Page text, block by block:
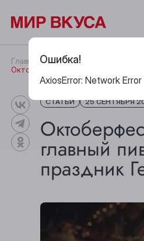
Главная Публикации
Октоберфест: когда главный пивной
СТАТЬИ 25 СЕНТЯБРЯ
главный
праздник
Ошибка!
AxiosError: Network Error